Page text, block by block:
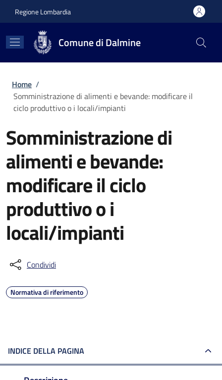
Regione Lombardia
Comune di Dalmine
Briciole di pane
Home /
Somministrazione di alimenti e bevande: modificare il
ciclo produttivo o i locali/impianti
Somministrazione di
alimenti e bevande:
modificare il ciclo
produttivo o i
locali/impianti
Condividi
Normativa di riferimento
INDICE DELLA PAGINA